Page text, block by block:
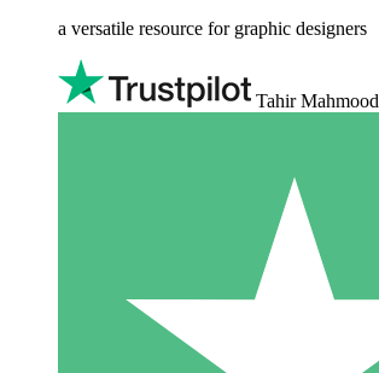
a versatile resource for graphic designers
Tahir Mahmood